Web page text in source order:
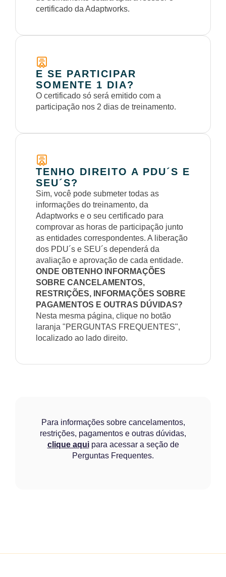
certificado da Adaptworks.
E SE PARTICIPAR
SOMENTE 1 DIA?
O certificado só será emitido com a
participação nos 2 dias de treinamento.
TENHO DIREITO A PDU´S E
SEU´S?
Sim, você pode submeter todas as
informações do treinamento, da
Adaptworks e o seu certificado para
comprovar as horas de participação junto
as entidades correspondentes. A liberação
dos PDU´s e SEU´s dependerá da
avaliação e aprovação de cada entidade.
ONDE OBTENHO INFORMAÇÕES
SOBRE CANCELAMENTOS,
RESTRIÇÕES, INFORMAÇÕES SOBRE
PAGAMENTOS E OUTRAS DÚVIDAS?
Nesta mesma página, clique no botão
laranja "PERGUNTAS FREQUENTES",
localizado ao lado direito.
Para informações sobre cancelamentos,
restrições, pagamentos e outras dúvidas,
clique aquipara acessar a seção de
Perguntas Frequentes.